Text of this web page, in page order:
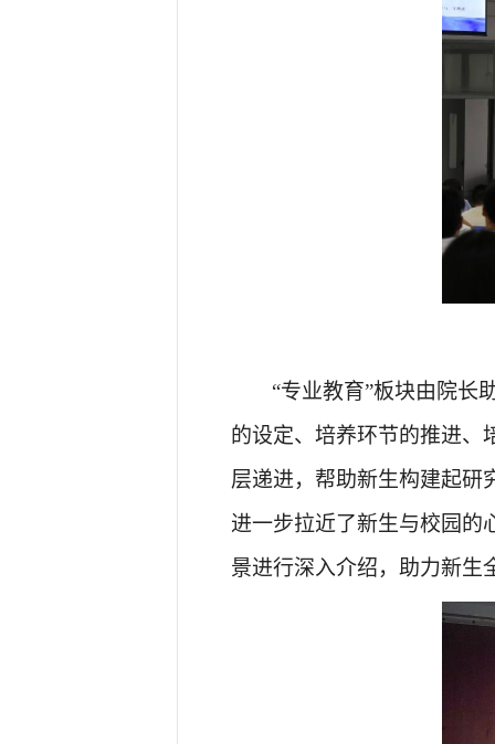
“专业教育”板块由 院长
的设定、培养环节的推进、
层递进，帮助新生构建起研
进一步拉近了新生与校园的
景进行深入介绍，助力新生